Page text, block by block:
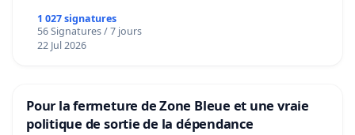
1 027 signatures
56 Signatures / 7 jours
22 Jul 2026
Pour la fermeture de Zone Bleue et une vraie
politique de sortie de la dépendance